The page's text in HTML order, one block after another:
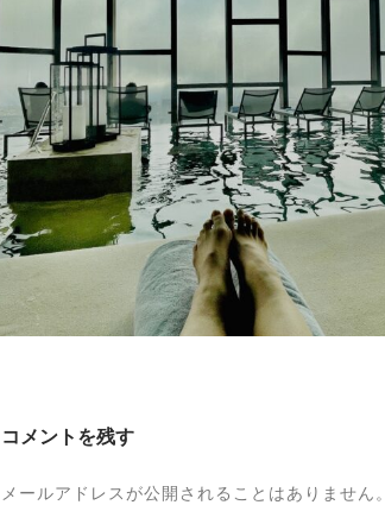
コメントを残す
メールアドレスが公開されることはありません。